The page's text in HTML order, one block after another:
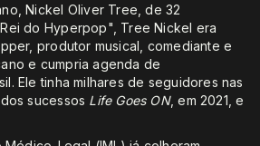
Nickel Oliver Tree, de 32
do Hyperpop", Tree Nickel era
produtor musical, comediante e
e cumpria agenda de
Ele tinha milhares de seguidores nas
sucessos Life Goes ON, em 2021, e